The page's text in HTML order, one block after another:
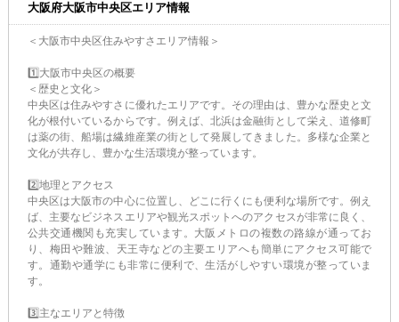
大阪府大阪市中央区エリア情報
＜大阪市中央区住みやすさエリア情報＞
1️⃣大阪市中央区の概要
＜歴史と文化＞
中央区は住みやすさに優れたエリアです。その理由は、豊かな歴史と文
化が根付いているからです。例えば、北浜は金融街として栄え、道修町
は薬の街、船場は繊維産業の街として発展してきました​。多様な企業と
文化が共存し、豊かな生活環境が整っています。
2️⃣地理とアクセス
中央区は大阪市の中心に位置し、どこに行くにも便利な場所です。例え
ば、主要なビジネスエリアや観光スポットへのアクセスが非常に良く、
公共交通機関も充実しています。大阪メトロの複数の路線が通ってお
り、梅田や難波、天王寺などの主要エリアへも簡単にアクセス可能で
す。通勤や通学にも非常に便利で、生活がしやすい環境が整っていま
す。
3️⃣主なエリアと特徴